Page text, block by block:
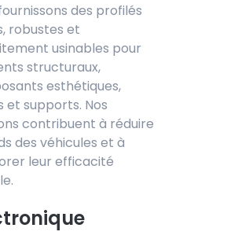
des profilés
robustes et
usinables pour
structuraux,
esthétiques,
et supports. Nos
contribuent à réduire
des véhicules et à
leur efficacité